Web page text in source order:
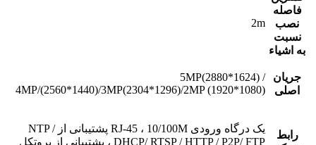
فاصله
نصب
نسبت
به اشیاء
2m
جریان
اصلی
5MP(2880*1624) /
4MP/(2560*1440)/3MP(2304*1296)/2MP (1920*1080)
رابط
یک درگاه ورودی RJ-45 ، 10/100M پشتیبانی از NTP /
DHCP/ RTSP / HTTP / P2P/ FTP ، پشتیبانی از پروتکل